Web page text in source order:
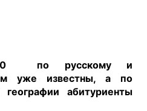
по русскому и
уже известны, а по
абитуриенты